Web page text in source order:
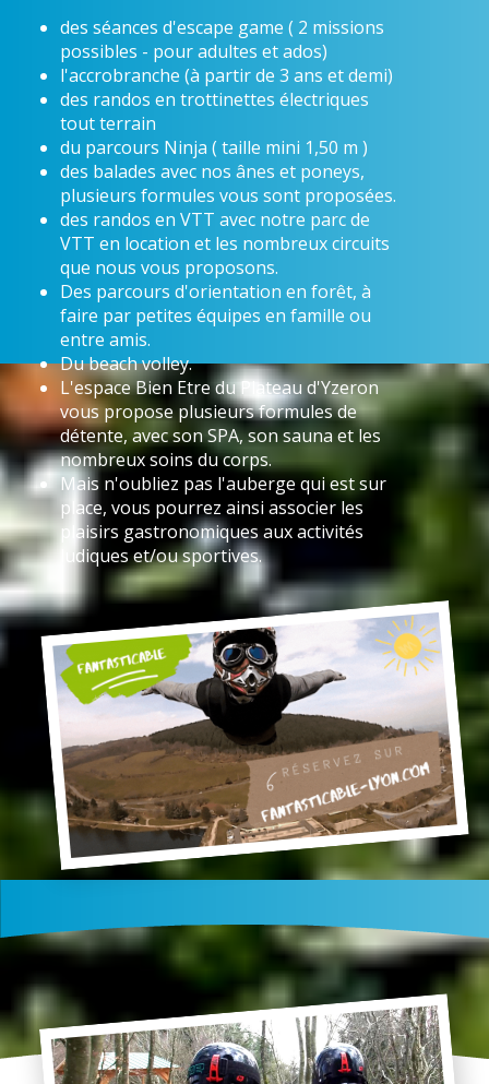
des séances d'escape game ( 2 missions
possibles - pour adultes et ados)
l'accrobranche (à partir de 3 ans et demi)
des randos en trottinettes électriques
tout terrain
du parcours Ninja ( taille mini 1,50 m )
des balades avec nos ânes et poneys,
plusieurs formules vous sont proposées.
des randos en VTT avec notre parc de
VTT en location et les nombreux circuits
que nous vous proposons.
Des parcours d'orientation en forêt, à
faire par petites équipes en famille ou
entre amis.
Du beach volley.
L'espace Bien Etre du Plateau d'Yzeron
vous propose plusieurs formules de
détente, avec son SPA, son sauna et les
nombreux soins du corps.
Mais n'oubliez pas l'auberge qui est sur
place, vous pourrez ainsi associer les
plaisirs gastronomiques aux activités
ludiques et/ou sportives.